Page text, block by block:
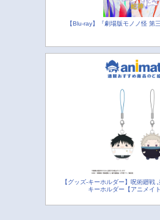
【Blu-ray】『劇場版モノノ怪 第
【グッズ-キーホルダー】呪術廻戦
キーホルダー【アニメイ